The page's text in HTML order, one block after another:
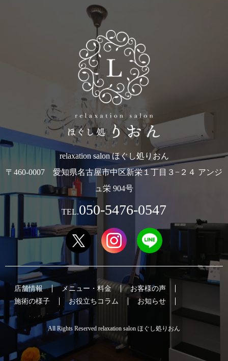
relaxation salon ほぐし処りおん
〒460-0007 愛知県名古屋市中区新栄１丁目３−２４ アンジ
ュ栄 904号
TEL.050-5476-0547
店舗情報 メニュー・料金
お客様の声
施術の様子
お役立ちコラム お知らせ
All Rights Reserved relaxation salon ほぐし処りおん